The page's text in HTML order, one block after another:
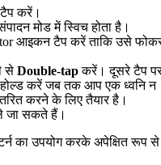
करें।
मोड में स्विच होता है।
आइकन टैप करें ताकि उसे
से Double-tapकरें। दूसरे टैप
करें जब तक आप एक ध्वनि न
करने के लिए तैयार है।
जा सकते हैं।
का उपयोग करके अपेक्षित रूप से